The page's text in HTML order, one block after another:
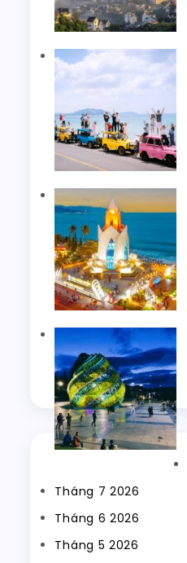
Tháng 7 2026
Tháng 6 2026
Tháng 5 2026